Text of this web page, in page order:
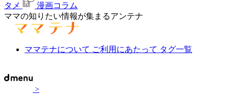
タメ
漫画コラム
ママの知りたい情報が集まるアンテナ
ママテナについて ご利用にあたって タグ一覧
>